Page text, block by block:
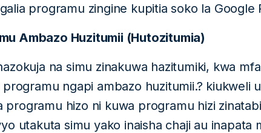
programu zingine kupitia soko la Google
Ambazo Huzitumii (Hutozitumia)
na simu zinakuwa hazitumiki, kwa
ngapi ambazo huzitumii.? kiukweli
programu hizo ni kuwa programu hizi
utakuta simu yako inaisha chaji au inapata